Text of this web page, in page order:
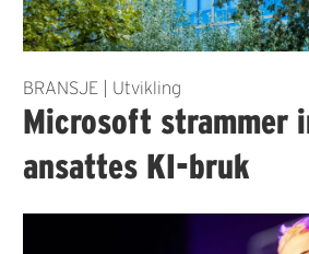
BRANSJE | Utvikling
Microsoft strammer
ansattes KI-bruk